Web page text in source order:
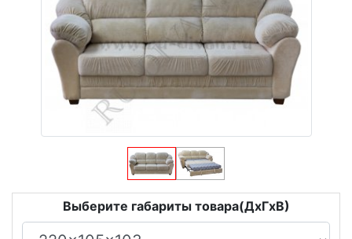
Выберите габариты товара(ДxГxВ)